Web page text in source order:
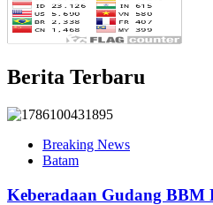
Berita Terbaru
Breaking News
Batam
Keberadaan Gudang BBM